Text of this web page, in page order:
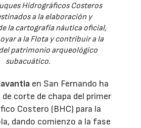
Hidrográficos Costeros
a la elaboración y
la cartografía náutica oficial,
a la Flota y contribuir a la
patrimonio arqueológico
subacuático.
en San Fernando ha
corte de chapa del primer
Costero (BHC) para la
dando comienzo a la fase